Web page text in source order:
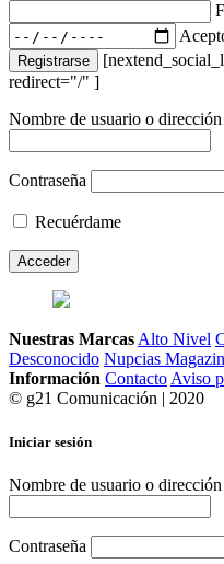
Registrarse
redirect="/" ]
Nombre de usuario o
Contraseña
Recuérdame
Nuestras Marcas Alto Nivel
Desconocido Nupcias
Información Contacto Aviso
© g21 Comunicación | 2020
Iniciar sesión
Nombre de usuario o
Contraseña